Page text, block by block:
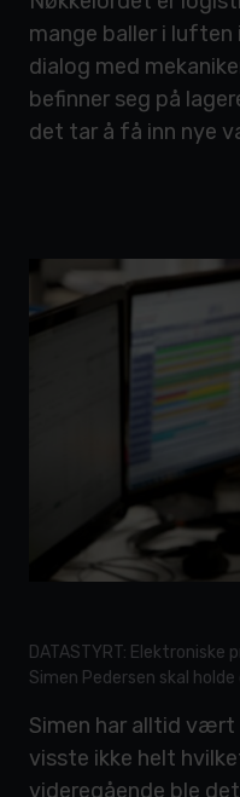
mange baller i
dialog med
befinner seg på
det tar å få inn nye
DATASTYRT:
Simen Pedersen skal
Simen har alltid
visste ikke helt
videregående ble